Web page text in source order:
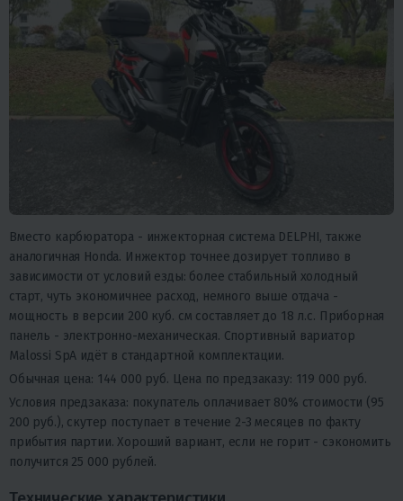
Вместо карбюратора - инжекторная система DELPHI, также
аналогичная Honda. Инжектор точнее дозирует топливо в
зависимости от условий езды: более стабильный холодный
старт, чуть экономичнее расход, немного выше отдача -
мощность в версии 200 куб. см составляет до 18 л.с. Приборная
панель - электронно-механическая. Спортивный вариатор
Malossi SpA идёт в стандартной комплектации.
Обычная цена: 144 000 руб. Цена по предзаказу: 119 000 руб.
Условия предзаказа: покупатель оплачивает 80% стоимости (95
200 руб.), скутер поступает в течение 2-3 месяцев по факту
прибытия партии. Хороший вариант, если не горит - сэкономить
получится 25 000 рублей.